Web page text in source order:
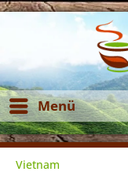
Menü
Vietnam